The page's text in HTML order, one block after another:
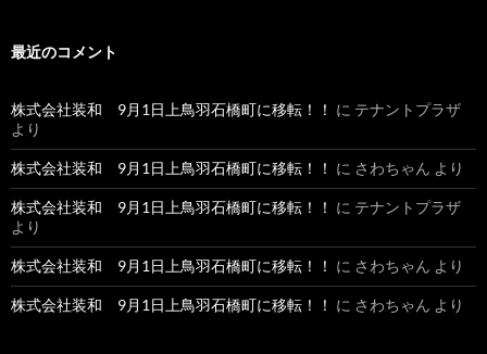
最近のコメント
株式会社装和 9月1日上鳥羽石橋町に移転！！ に テナントプラザ
より
株式会社装和 9月1日上鳥羽石橋町に移転！！ に さわちゃん より
株式会社装和 9月1日上鳥羽石橋町に移転！！ に テナントプラザ
より
株式会社装和 9月1日上鳥羽石橋町に移転！！ に さわちゃん より
株式会社装和 9月1日上鳥羽石橋町に移転！！ に さわちゃん より